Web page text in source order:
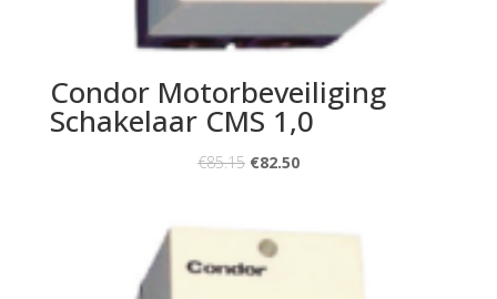
Condor Motorbeveiliging
Schakelaar CMS 1,0
€85.15 €82.50